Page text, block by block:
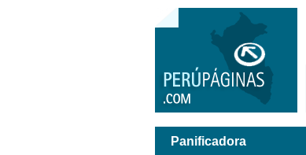
Panificadora